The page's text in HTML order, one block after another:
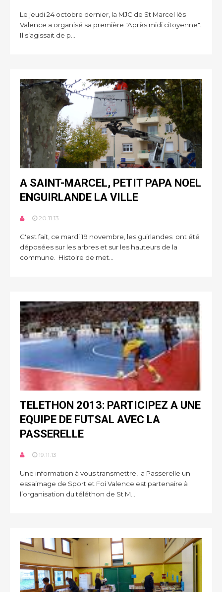
Le jeudi 24 octobre dernier, la MJC de St Marcel lès
Valence a organisé sa première "Après midi citoyenne".
Il s’agissait de p...
A SAINT-MARCEL, PETIT PAPA NOEL
ENGUIRLANDE LA VILLE
20.11.13
C'est fait, ce mardi 19 novembre, les guirlandes ont été
déposées sur les arbres et sur les hauteurs de la
commune. Histoire de met...
TELETHON 2013: PARTICIPEZ A UNE
EQUIPE DE FUTSAL AVEC LA
PASSERELLE
19.11.13
Une information à vous transmettre, la Passerelle un
essaimage de Sport et Foi Valence est partenaire à
l’organisation du téléthon de St M...